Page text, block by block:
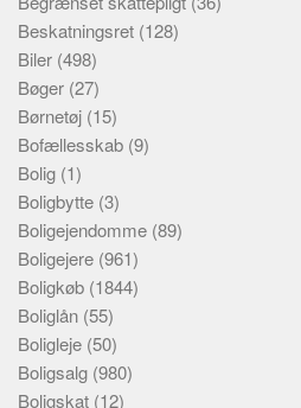
Beskatningsret (128)
Biler (498)
Bøger (27)
Børnetøj (15)
Bofællesskab (9)
Bolig (1)
Boligbytte (3)
Boligejendomme (89)
Boligejere (961)
Boligkøb (1844)
Boliglån (55)
Boligleje (50)
Boligsalg (980)
Boligskat (12)